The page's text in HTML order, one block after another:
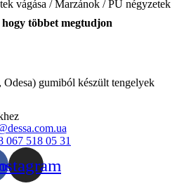
többet megtudjon
gumiból készült tengelyek
067 518 05 31